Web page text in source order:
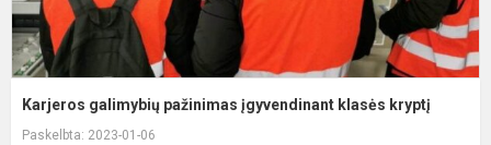
Karjeros galimybių pažinimas įgyvendinant klasės kryptį
Paskelbta: 2023-01-06